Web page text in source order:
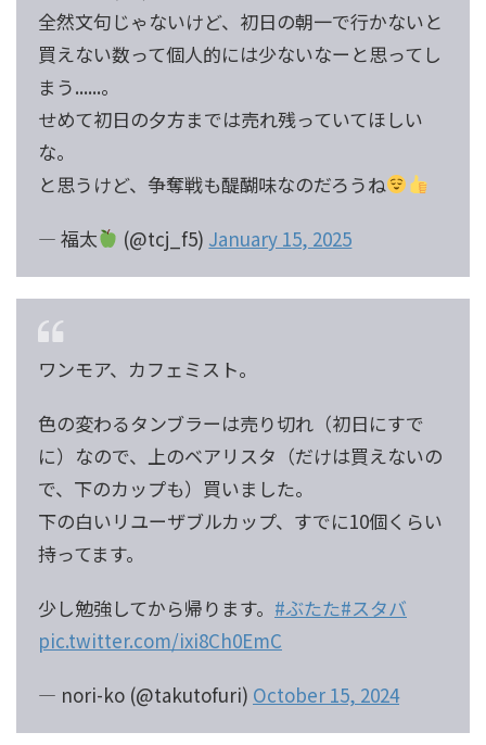
全然文句じゃないけど、初日の朝一で行かないと
買えない数って個人的には少ないなーと思ってし
まう......。
せめて初日の夕方までは売れ残っていてほしい
な。
と思うけど、争奪戦も醍醐味なのだろうね
— 福太
(@tcj_f5) January 15, 2025
ワンモア、カフェミスト。
色の変わるタンブラーは売り切れ（初日にすで
に）なので、上のベアリスタ（だけは買えないの
で、下のカップも）買いました。
下の白いリユーザブルカップ、すでに10個くらい
持ってます。
少し勉強してから帰ります。 #ぶたた#スタバ
pic.twitter.com/ixi8Ch0EmC
— nori-ko (@takutofuri) October 15, 2024